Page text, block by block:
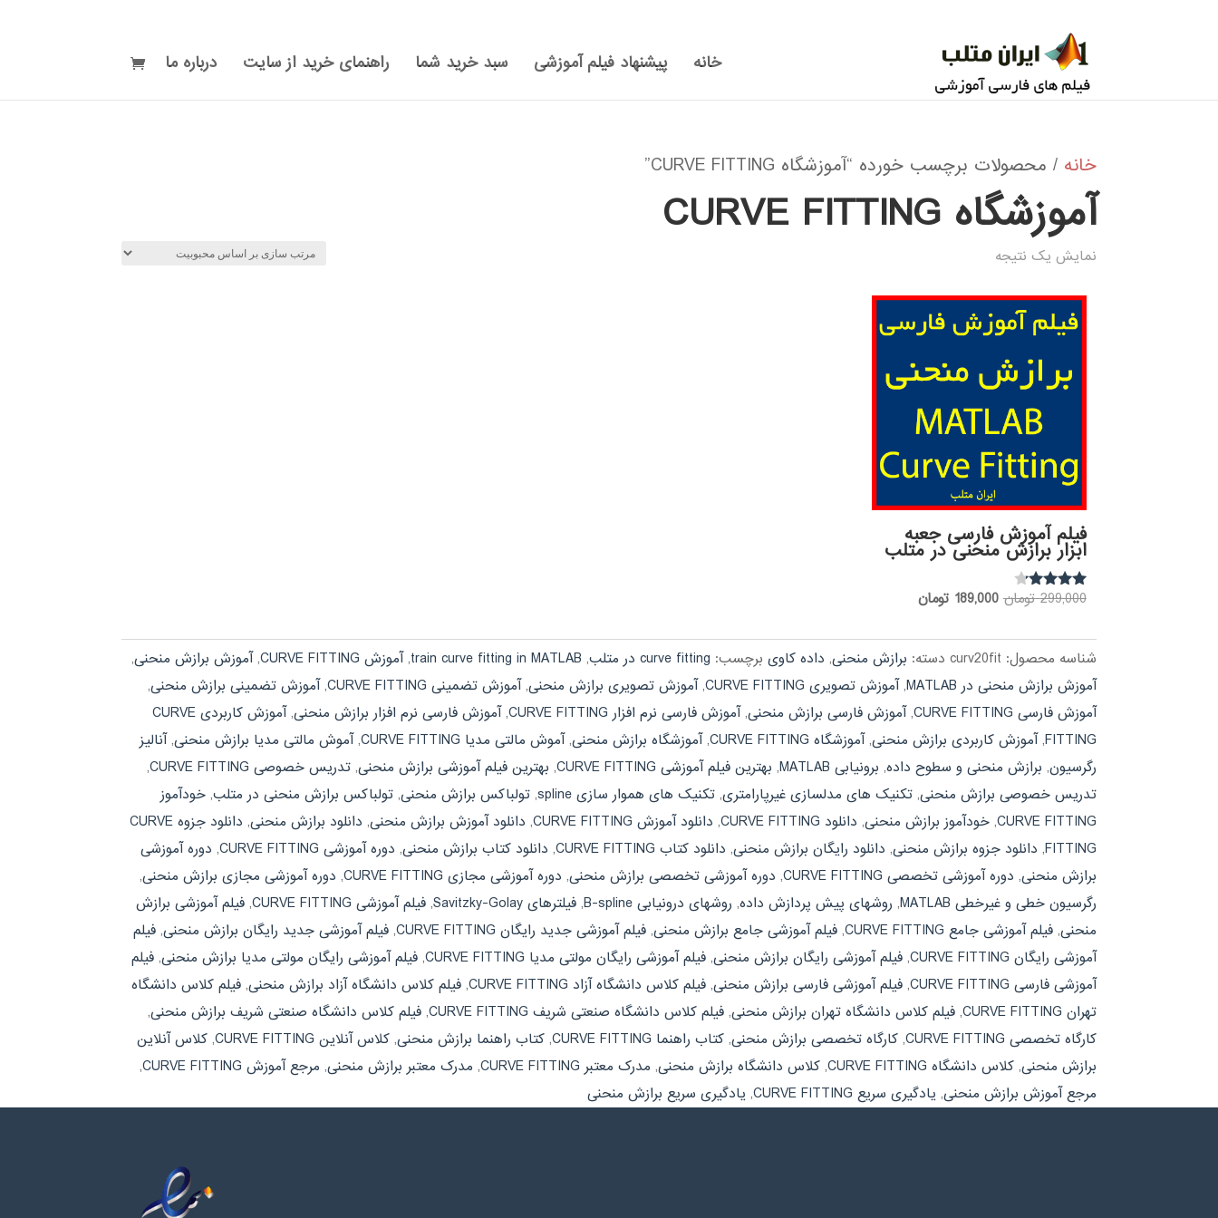
خانه پیشنهاد فیلم آموزشی سبد خرید شما راهنمای خرید از سایت درباره ما
خانه / محصولات برچسب خورده “آموزشگاه CURVE FITTING”
آموزشگاه CURVE FITTING
نمایش یک نتیجه
فیلم آموزش فارسی جعبه
ابزار برازش منحنی در متلب
نمره
299,000 تومان قیمت
299,000 تومان
بود.
189,000 تومان
189,000 تومان.
شناسه محصول: curv20fit دسته: برازش منحنی, داده کاوی برچسب: curve fitting در متلب ,
train curve fitting in MATLAB
,آموزش CURVE FITTING ,آموزش برازش منحنی,
آموزش برازش منحنی در MATLAB
,آموزش تصویری CURVE FITTING ,آموزش تصویری برازش منحنی,آموزش تضمینی CURVE FITTING ,آموزش تضمینی برازش منحنی,
آموزش فارسی CURVE FITTING
,آموزش فارسی برازش منحنی,آموزش فارسی نرم افزار CURVE FITTING ,آموزش فارسی نرم افزار برازش منحنی,
آموزش کاربردی CURVE
FITTING
,آموزش کاربردی برازش منحنی,آموزشگاه CURVE FITTING ,آموزشگاه برازش منحنی,آموش مالتی مدیا CURVE FITTING ,آموش مالتی مدیا برازش منحنی,آنالیز
رگرسیون, برازش منحنی و سطوح داده, برونیابی MATLAB , بهترین فیلم آموزشی CURVE FITTING , بهترین فیلم آموزشی برازش منحنی,تدریس خصوصی CURVE FITTING
,
تدریس خصوصی برازش منحنی,تکنیک های مدلسازی غیرپارامتری,تکنیک های هموار سازی spline ,تولباکس برازش منحنی,تولباکس برازش منحنی در متلب,خودآموز
CURVE FITTING
,خودآموز برازش منحنی, دانلود CURVE FITTING , دانلود آموزش CURVE FITTING , دانلود آموزش برازش منحنی, دانلود برازش منحنی,
دانلود جزوه CURVE
FITTING
, دانلود جزوه برازش منحنی, دانلود رایگان برازش منحنی, دانلود کتاب CURVE FITTING , دانلود کتاب برازش منحنی, دوره آموزشی CURVE FITTING , دوره آموزشی
برازش منحنی, دوره آموزشی تخصصی CURVE FITTING , دوره آموزشی تخصصی برازش منحنی, دوره آموزشی مجازی CURVE FITTING , دوره آموزشی مجازی برازش منحنی,
رگرسیون خطی و غیرخطی MATLAB
, روشهای پیش پردازش داده, روشهای درونیابی B-spline ,فیلترهای Savitzky-Golay ,فیلم آموزشی CURVE FITTING ,فیلم آموزشی برازش
منحنی,فیلم آموزشی جامع CURVE FITTING ,فیلم آموزشی جامع برازش منحنی,فیلم آموزشی جدید رایگان CURVE FITTING ,فیلم آموزشی جدید رایگان برازش منحنی,فیلم
آموزشی رایگان CURVE FITTING
,فیلم آموزشی رایگان برازش منحنی,فیلم آموزشی رایگان مولتی مدیا CURVE FITTING ,فیلم آموزشی رایگان مولتی مدیا برازش منحنی,فیلم
آموزشی فارسی CURVE FITTING
,فیلم آموزشی فارسی برازش منحنی,فیلم کلاس دانشگاه آزاد CURVE FITTING ,فیلم کلاس دانشگاه آزاد برازش منحنی,فیلم کلاس دانشگاه
تهران CURVE FITTING
,فیلم کلاس دانشگاه تهران برازش منحنی,فیلم کلاس دانشگاه صنعتی شریف CURVE FITTING ,فیلم کلاس دانشگاه صنعتی شریف برازش منحنی,
کارگاه تخصصی CURVE FITTING
,کارگاه تخصصی برازش منحنی,کتاب راهنما CURVE FITTING ,کتاب راهنما برازش منحنی,کلاس آنلاین CURVE FITTING ,کلاس آنلاین
برازش منحنی,کلاس دانشگاه CURVE FITTING ,کلاس دانشگاه برازش منحنی, مدرک معتبر CURVE FITTING , مدرک معتبر برازش منحنی, مرجع آموزش CURVE FITTING
,
مرجع آموزش برازش منحنی, یادگیری سریع CURVE FITTING , یادگیری سریع برازش منحنی